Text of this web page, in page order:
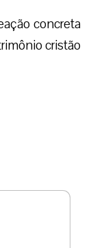
concreta
cristão